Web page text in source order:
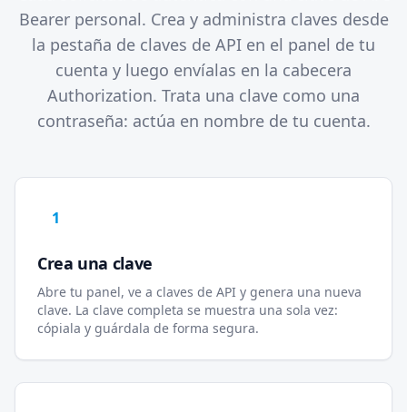
Bearer personal. Crea y administra claves desde
la pestaña de claves de API en el panel de tu
cuenta y luego envíalas en la cabecera
Authorization. Trata una clave como una
contraseña: actúa en nombre de tu cuenta.
1
Crea una clave
Abre tu panel, ve a claves de API y genera una nueva
clave. La clave completa se muestra una sola vez:
cópiala y guárdala de forma segura.